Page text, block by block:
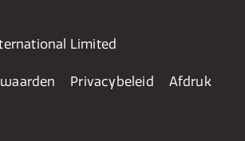
Limited
Privacybeleid Afdruk